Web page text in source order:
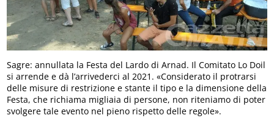
Sagre: annullata la Festa del Lardo di Arnad. Il Comitato Lo Doil
si arrende e dà l’arrivederci al 2021. «Considerato il protrarsi
delle misure di restrizione e stante il tipo e la dimensione della
Festa, che richiama migliaia di persone, non riteniamo di poter
svolgere tale evento nel pieno rispetto delle regole».